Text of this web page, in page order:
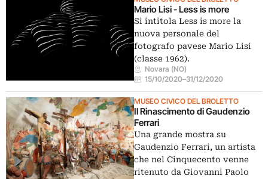
Mario Lisi - Less is more
Si intitola Less is more la
nuova personale del
fotografo pavese Mario Lisi
(classe 1962).
Novara (NO)
15/10/2020–31/12/2020
MUSEO CIVICO DEL BROLETTO
Il Rinascimento di Gaudenzio
Ferrari
Una grande mostra su
Gaudenzio Ferrari, un artista
che nel Cinquecento venne
ritenuto da Giovanni Paolo